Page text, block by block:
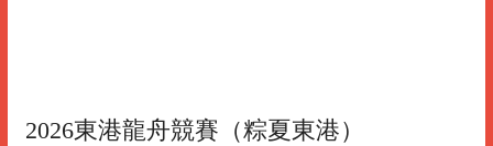
2026東港龍舟競賽（粽夏東港）